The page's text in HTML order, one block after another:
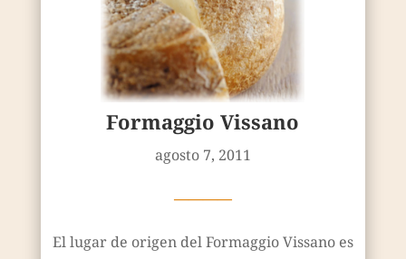
Formaggio Vissano
agosto 7, 2011
————
El lugar de origen del Formaggio Vissano es